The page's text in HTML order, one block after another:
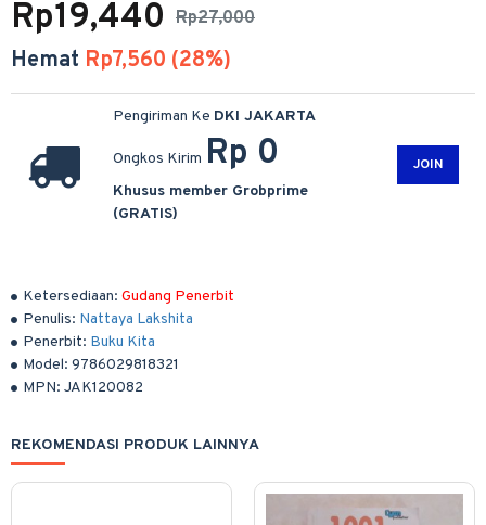
Ketersediaan: Gudang Penerbit
Penulis: Nattaya Lakshita
Penerbit: Buku Kita
Model: 9786029818321
MPN: JAK120082
Rp27,000
Rp19,440
Hemat Rp7,560 (28%)
Pengiriman Ke DKI JAKARTA
Ongkos Kirim Rp 0
Khusus member Grobprime
(GRATIS)
JOIN
REKOMENDASI PRODUK LAINNYA